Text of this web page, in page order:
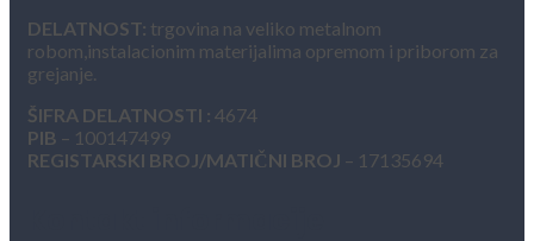
DELATNOST: trgovina na veliko metalnom
robom,instalacionim materijalima opremom i priborom za
grejanje.
ŠIFRA DELATNOSTI : 4674
PIB – 100147499
REGISTARSKI BROJ/MATIČNI BROJ – 17135694